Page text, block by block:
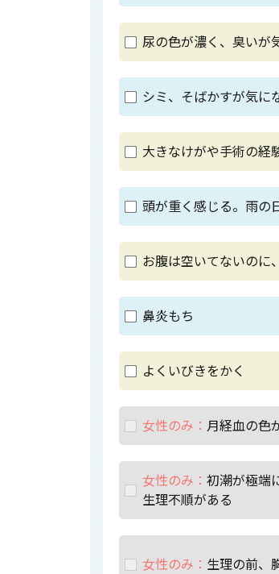
尿の色が濃く、臭いが
シミ、そばかすが気に
大きなけがや手術の経
頭が重く感じる。雨の
お腹は空いてないのに
鼻炎もち
よくいびきをかく
女性のみ： 月経血の色
女性のみ： 初潮が極端
生理不順がある
女性のみ： 生理の前、